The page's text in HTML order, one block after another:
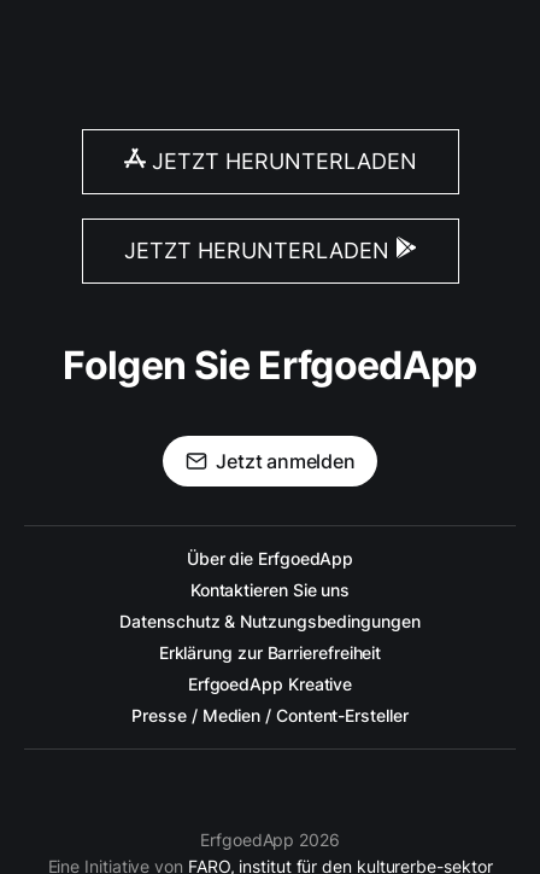
JETZT HERUNTERLADEN
JETZT HERUNTERLADEN
Folgen Sie ErfgoedApp
Jetzt anmelden
Über die ErfgoedApp
Kontaktieren Sie uns
Datenschutz & Nutzungsbedingungen
Erklärung zur Barrierefreiheit
ErfgoedApp Kreative
Presse / Medien / Content-Ersteller
ErfgoedApp 2026
Eine Initiative von FARO, institut für den kulturerbe-sektor